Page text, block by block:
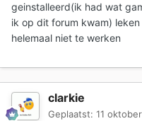
geinstalleerd(ik had wat
ik op dit forum kwam)
helemaal niet te werken
clarkie
Geplaatst: 11